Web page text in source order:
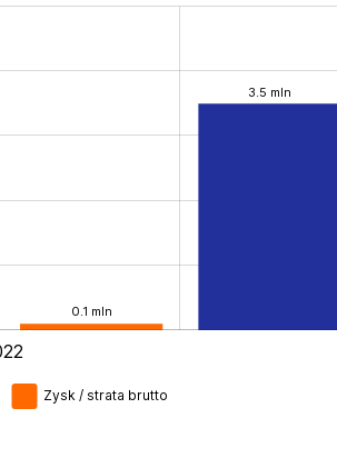
3.5 mln
0.1 mln
Zysk / strata brutto